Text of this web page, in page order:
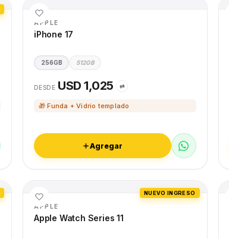
APPLE
iPhone 17
256GB 512GB
DESDE USD 1,025 ⇄
🎁 Funda + Vidrio templado
Agregar
NUEVO INGRESO
APPLE
Apple Watch Series 11